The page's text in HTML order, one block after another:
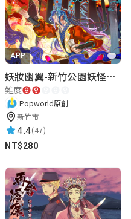
APP
妖妝幽翼-新竹公園妖怪懸疑事件
難度
Popworld原創
新竹市
4.4(47)
NT$280